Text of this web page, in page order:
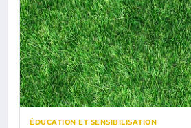
ÉDUCATION ET SENSIBILISATION